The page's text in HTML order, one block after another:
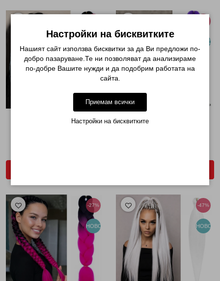
КАНЕКАЛОН ДВУЦВЕТЕН B23
НОВО
КАНЕКАЛОН ДВУЦВЕТЕН B47
-27%
НОВО
-47%
НОВО
Настройки на бисквитките
Нашият сайт използва бисквитки за да Ви предложи по-
добро пазаруване.Те ни позволяват да анализираме
по-добре Вашите нужди и да подобрим работата на
сайта.
Приемам всички
Настройки на бисквитките